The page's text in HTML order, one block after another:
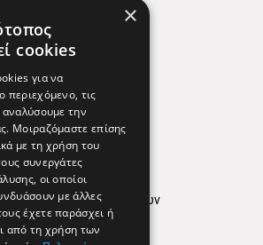
Χρήσιμα Τηλέφωνα
Φαρμακεία
Απόρρητο
Όροι Χρήσης
προστασίας δεδομένων
Findhere
×
cookies
για να
περιεχόμενο, τις
αναλύσουμε την
Μοιραζόμαστε επίσης
με τη χρήση του
συνεργάτες
οι οποίοι
με άλλες
έχετε παράσχει ή
από τη χρήση των